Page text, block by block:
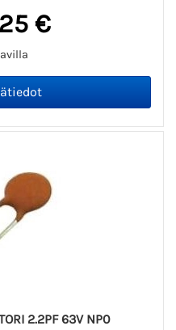
€
2.2PF 63V NP0